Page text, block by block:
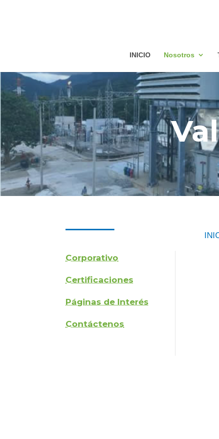
INICIO Nosotros
Corporativo
Certificaciones
Páginas de Interés
Contáctenos